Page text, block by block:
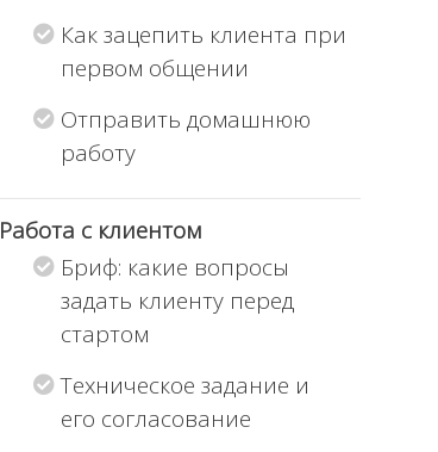
Как зацепить клиента при
первом общении
Отправить домашнюю
работу
Работа с клиентом
Бриф: какие вопросы
задать клиенту перед
стартом
Техническое задание и
его согласование